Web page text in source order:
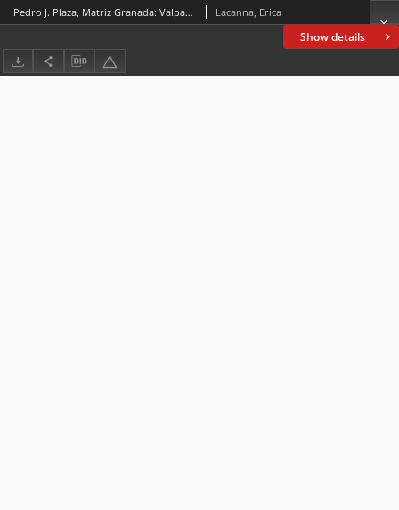
Show details
Pedro J. Plaza, Matriz Granada: Valparaíso Ediciones, 2023, 112 pp. Lacanna, Erica